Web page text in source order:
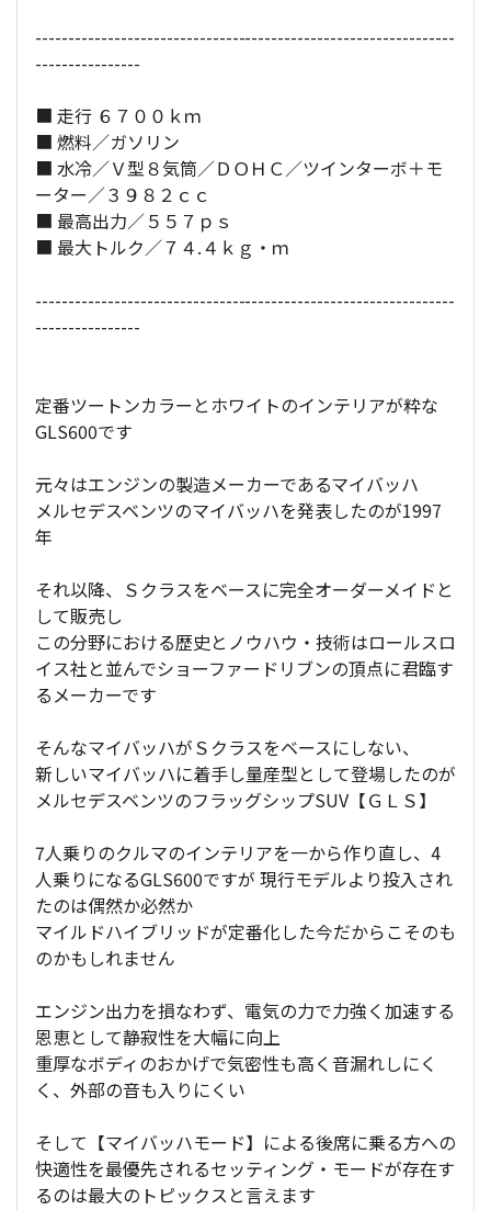
----------------------------------------------------------------
----------------
■ 走行 ６７００ｋｍ
■ 燃料／ガソリン
■ 水冷／Ｖ型８気筒／ＤＯＨＣ／ツインターボ＋モ
ーター／３９８２ｃｃ
■ 最高出力／５５７ｐｓ
■ 最大トルク／７４.４ｋｇ・ｍ
----------------------------------------------------------------
----------------
定番ツートンカラーとホワイトのインテリアが粋な
GLS600です
元々はエンジンの製造メーカーであるマイバッハ
メルセデスベンツのマイバッハを発表したのが1997
年
それ以降、Ｓクラスをベースに完全オーダーメイドと
して販売し
この分野における歴史とノウハウ・技術はロールスロ
イス社と並んでショーファードリブンの頂点に君臨す
るメーカーです
そんなマイバッハがＳクラスをベースにしない、
新しいマイバッハに着手し量産型として登場したのが
メルセデスベンツのフラッグシップSUV【ＧＬＳ】
7人乗りのクルマのインテリアを一から作り直し、4
人乗りになるGLS600ですが 現行モデルより投入され
たのは偶然か必然か
マイルドハイブリッドが定番化した今だからこそのも
のかもしれません
エンジン出力を損なわず、電気の力で力強く加速する
恩恵として静寂性を大幅に向上
重厚なボディのおかげで気密性も高く音漏れしにく
く、外部の音も入りにくい
そして【マイバッハモード】による後席に乗る方への
快適性を最優先されるセッティング・モードが存在す
るのは最大のトピックスと言えます